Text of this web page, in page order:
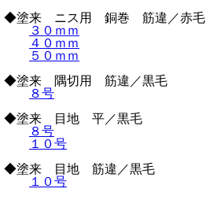
◆塗来 ニス用 銅巻 筋違／赤毛
３０ｍｍ
４０ｍｍ
５０ｍｍ
◆塗来 隅切用 筋違／黒毛
８号
◆塗来 目地 平／黒毛
８号
１０号
◆塗来 目地 筋違／黒毛
１０号